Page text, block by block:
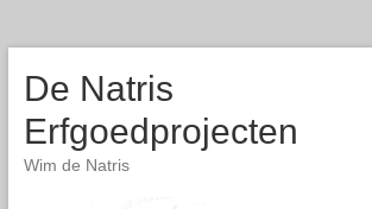
De Natris
Erfgoedprojecten
Wim de Natris